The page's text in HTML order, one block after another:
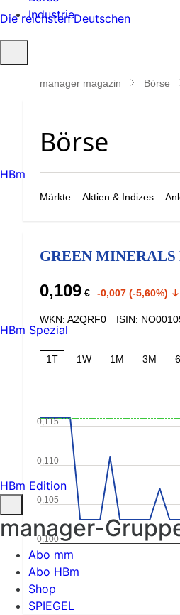
Industrie
öffnen
manager magazin Börse
Märkte Aktien & Indizes
GREEN MINERALS
0,109 € -0,007 (-5,60%)
WKN: A2QRF0 ISIN:
1T 1W 1M 3M
0,100
0,105
0,110
0,115
Die reichsten Deutschen
HBm
HBm Spezial
HBm Edition
manager-
Abo mm
Abo HBm
Shop
SPIEGEL